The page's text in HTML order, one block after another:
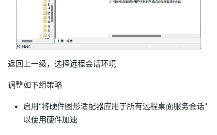
返回上一级，选择远程会话环境
调整如下组策略
启用“将硬件图形适配器应用于所有远程桌面服务会话”
以使用硬件加速